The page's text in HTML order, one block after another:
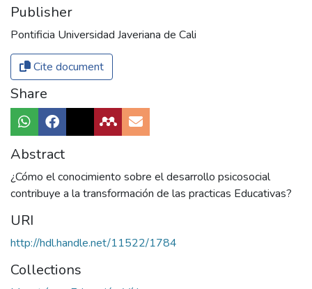
Publisher
Pontificia Universidad Javeriana de Cali
Cite document
Share
Abstract
¿Cómo el conocimiento sobre el desarrollo psicosocial
contribuye a la transformación de las practicas Educativas?
URI
http://hdl.handle.net/11522/1784
Collections